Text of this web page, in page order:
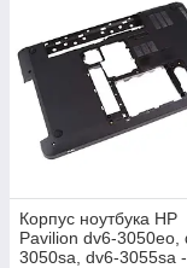
Корпус ноутбука HP
Pavilion dv6-3050eo,
3050sa, dv6-3055sa -